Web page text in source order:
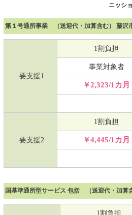
ニッシ
第１号通所事業 （送迎代・加算含む） 藤沢
要支援1
1割負担
事業対象者
￥2,323/1カ月
要支援2
1割負担
￥4,445/1カ月
国基準通所型サービス 包括 （送迎代・加
1割負担